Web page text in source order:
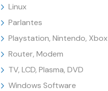
Linux
Parlantes
Playstation, Nintendo, Xbox
Router, Modem
TV, LCD, Plasma, DVD
Windows Software